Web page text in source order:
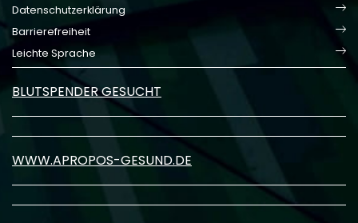
Datenschutzerklärung
Barrierefreiheit
Leichte Sprache
BLUTSPENDER GESUCHT
WWW.APROPOS-GESUND.DE